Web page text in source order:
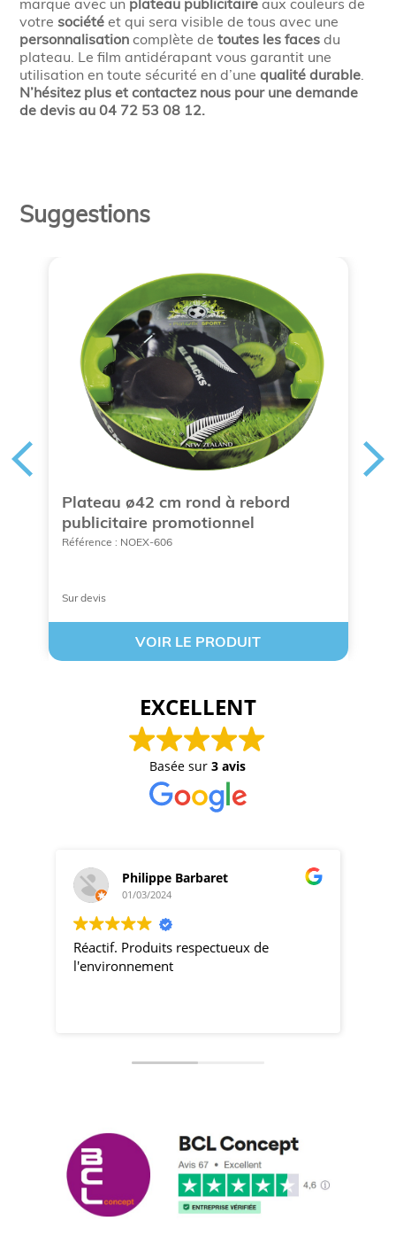
marque avec un plateau publicitaire aux couleurs de
votre société et qui sera visible de tous avec une
personnalisation complète detoutes les faces du
plateau. Le film antidérapant vous garantit une
utilisation en toute sécurité en d’unequalité durable.
N’hésitez plus et contactez nous pour une demande
de devis au 04 72 53 08 12.
Suggestions
Plateau ø42 cm rond à rebord
publicitaire promotionnel
Référence : NOEX-606
Sur devis
VOIR LE PRODUIT
EXCELLENT
Basée sur3 avis
Philippe Barbaret
01/03/2024
Réactif. Produits respectueux de
l'environnement